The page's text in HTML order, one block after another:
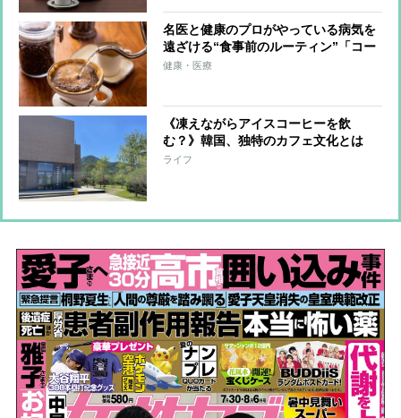
名医と健康のプロがやっている病気を
遠ざける“食事前のルーティン”「コー
ヒーの香りをかぐ」 「耳を引っ張る」
健康・医療
《凍えながらアイスコーヒーを飲
む？》韓国、独特のカフェ文化とは
語学留学中の50代ライターがおすすめ
ライフ